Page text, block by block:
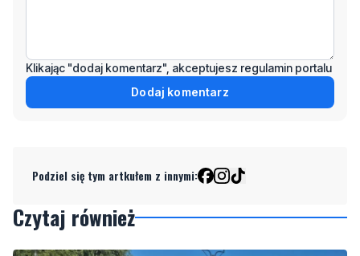
Klikając "dodaj komentarz", akceptujesz regulamin portalu
Dodaj komentarz
Podziel się tym artkułem z innymi:
Czytaj również